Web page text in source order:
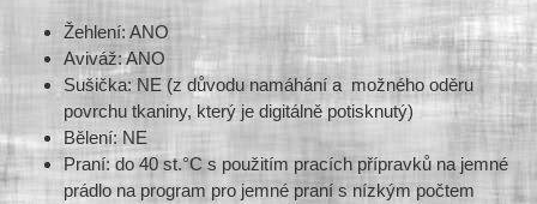
Žehlení: ANO
Aviváž: ANO
Sušička: NE (z důvodu namáhání a možného oděru
povrchu tkaniny, který je digitálně potisknutý)
Bělení: NE
Praní: do 40 st.°C s použitím pracích přípravků na jemné
prádlo na program pro jemné praní s nízkým počtem